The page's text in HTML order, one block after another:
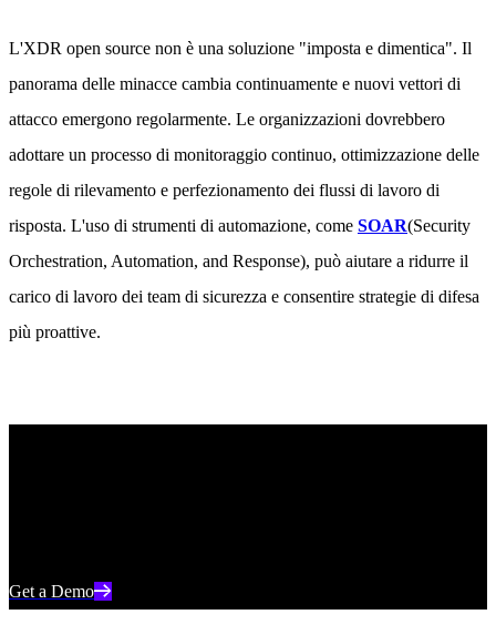
L'XDR open source non è una soluzione "imposta e dimentica". Il
panorama delle minacce cambia continuamente e nuovi vettori di
attacco emergono regolarmente. Le organizzazioni dovrebbero
adottare un processo di monitoraggio continuo, ottimizzazione delle
regole di rilevamento e perfezionamento dei flussi di lavoro di
risposta. L'uso di strumenti di automazione, come SOAR(Security
Orchestration, Automation, and Response), può aiutare a ridurre il
carico di lavoro dei team di sicurezza e consentire strategie di difesa
più proattive.
Get a Demo